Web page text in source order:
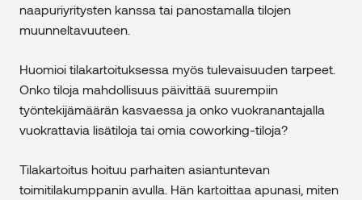
naapuriyritysten kanssa tai panostamalla tilojen
muunneltavuuteen.
Huomioi tilakartoituksessa myös tulevaisuuden tarpeet.
Onko tiloja mahdollisuus päivittää suurempiin
työntekijämäärän kasvaessa ja onko vuokranantajalla
vuokrattavia lisätiloja tai omia coworking-tiloja?
Tilakartoitus hoituu parhaiten asiantuntevan
toimitilakumppanin avulla. Hän kartoittaa apunasi, miten